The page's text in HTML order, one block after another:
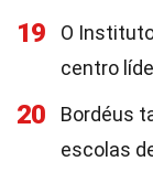
19
O
centro
20
Bordéus
escolas